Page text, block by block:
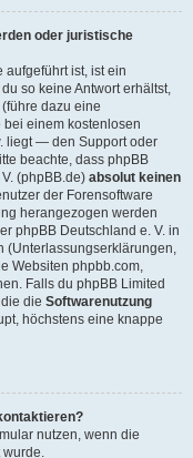
oder juristische
aufgeführt ist, ist ein
so keine Antwort erhältst,
dazu eine
einem kostenlosen
liegt — den Support oder
beachte, dass phpBB
(phpBB.de) absolut keinen
der Forensoftware
herangezogen werden
phpBB Deutschland e. V. in
(Unterlassungserklärungen,
Websiten phpbb.com,
Falls du phpBB Limited
die Softwarenutzung
höchstens eine knappe
nutzen, wenn die
wurde.